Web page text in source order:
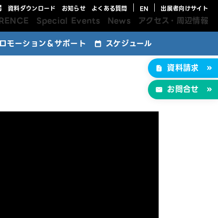
資料ダウンロード お知らせ よくある質問 EN 出展者向けサイト
Special Events News
アクセス・周辺情報
モーション＆サポート
スケジュール
資料請求
お問合せ